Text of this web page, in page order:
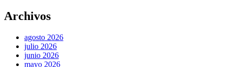
Archivos
agosto 2026
julio 2026
junio 2026
mayo 2026